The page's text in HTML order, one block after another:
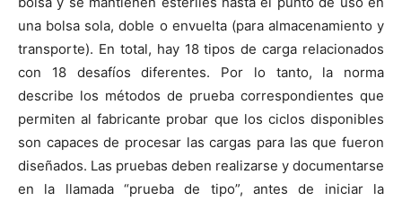
una bolsa sola, doble o envuelta (para almacenamiento y
transporte). En total, hay 18 tipos de carga relacionados
con 18 desafíos diferentes. Por lo tanto, la norma
describe los métodos de prueba correspondientes que
permiten al fabricante probar que los ciclos disponibles
son capaces de procesar las cargas para las que fueron
diseñados. Las pruebas deben realizarse y documentarse
en la llamada “prueba de tipo”, antes de iniciar la